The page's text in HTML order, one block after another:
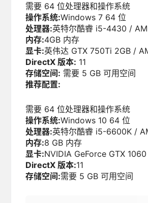
需要 64 位处理器和操作系统
操作系统:Windows 7 64 位
处理器:英特尔酷睿 i5-4430 /
内存:4GB 内存
显卡:英伟达 GTX 750Ti 2GB /
DirectX 版本: 11
存储空间: 需要 5 GB 可用空间
推荐配置:
需要 64 位处理器和操作系统
操作系统:Windows 10 64 位
处理器:英特尔酷睿 i5-6600K /
内存:8 GB 内存
显卡:NVIDIA GeForce GTX
DirectX 版本:11
存储空间:需要 5 GB 可用空间